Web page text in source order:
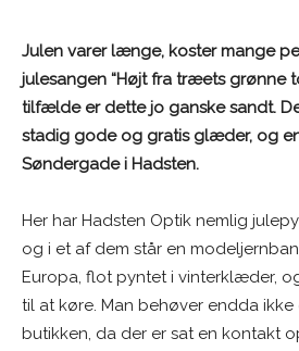
Julen varer længe, koster mange
julesangen “Højt fra træets grønne
tilfælde er dette jo ganske sandt.
stadig gode og gratis glæder, og
Søndergade i Hadsten.
Her har Hadsten Optik nemlig
og i et af dem står en
Europa, flot pyntet i vinterklæder,
til at køre. Man behøver endda
butikken, da der er sat en kontakt